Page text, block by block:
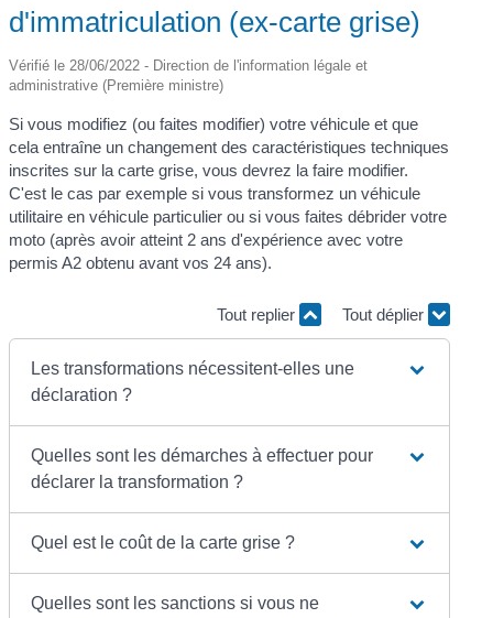
d'immatriculation (ex-carte grise)
Vérifié le 28/06/2022 - Direction de l'information légale et
administrative (Première ministre)
Si vous modifiez (ou faites modifier) votre véhicule et que
cela entraîne un changement des caractéristiques techniques
inscrites sur la carte grise, vous devrez la faire modifier.
C'est le cas par exemple si vous transformez un véhicule
utilitaire en véhicule particulier ou si vous faites débrider votre
moto (après avoir atteint 2 ans d'expérience avec votre
permis A2 obtenu avant vos 24 ans).
Tout replier Tout déplier
Les transformations nécessitent-elles une
déclaration ?
Quelles sont les démarches à effectuer pour
déclarer la transformation ?
Quel est le coût de la carte grise ?
Quelles sont les sanctions si vous ne